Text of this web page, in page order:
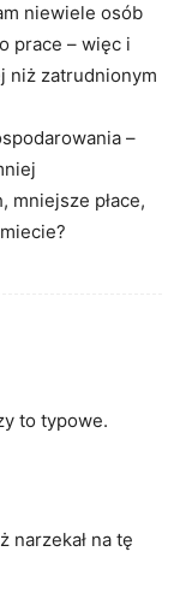
niewiele osób
prace – więc i
niż zatrudnionym
–
mniejsze płace,
to typowe.
narzekał na tę